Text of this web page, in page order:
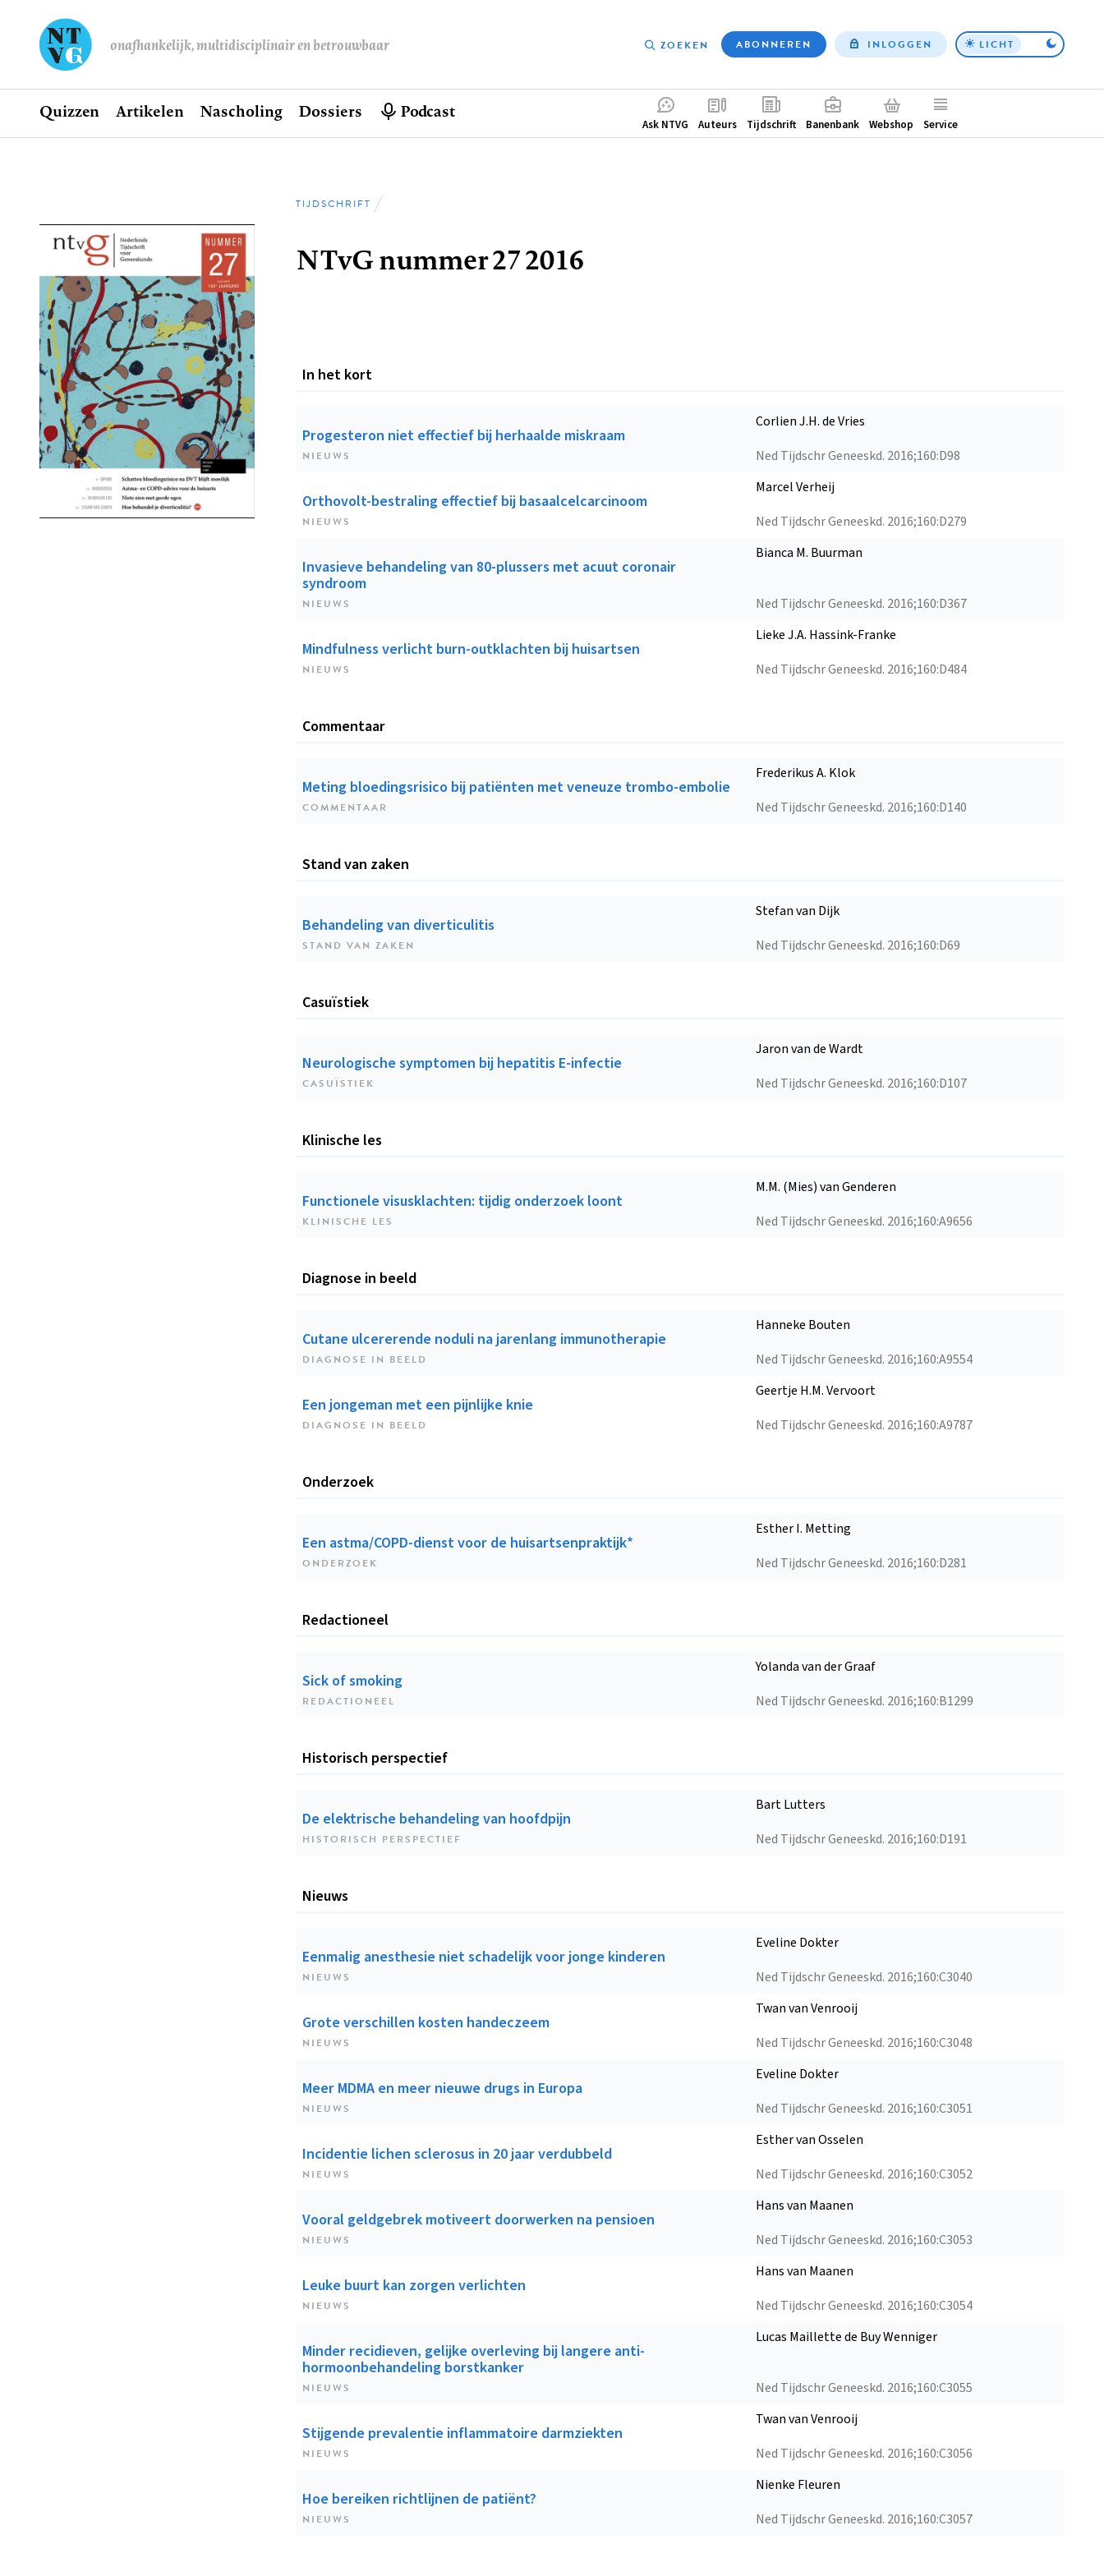
onafhankelijk, multidisciplinair en betrouwbaar
Top
ZOEKEN ABONNEREN INLOGGEN LICHT
Hoofdnavigatie
Home
Quizzen Artikelen Nascholing Dossiers Podcast
Complementair
Ask NTVG Auteurs Tijdschrift Banenbank Webshop Service
Kruimelpad
TIJDSCHRIFT
NTvG nummer 27 2016
In het kort
Progesteron niet effectief bij herhaalde miskraam
NIEUWS Ned Tijdschr Geneeskd. 2016;160:D98
Corlien J.H. de Vries
Orthovolt-bestraling effectief bij basaalcelcarcinoom
NIEUWS Ned Tijdschr Geneeskd. 2016;160:D279
Marcel Verheij
Invasieve behandeling van 80-plussers met acuut coronair
syndroom
NIEUWS Ned Tijdschr Geneeskd. 2016;160:D367
Bianca M. Buurman
Mindfulness verlicht burn-outklachten bij huisartsen
NIEUWS Ned Tijdschr Geneeskd. 2016;160:D484
Lieke J.A. Hassink-Franke
Commentaar
Meting bloedingsrisico bij patiënten met veneuze trombo-embolie
COMMENTAAR Ned Tijdschr Geneeskd. 2016;160:D140
Frederikus A. Klok
Stand van zaken
Behandeling van diverticulitis
STAND VAN ZAKEN Ned Tijdschr Geneeskd. 2016;160:D69
Stefan van Dijk
Casuïstiek
Neurologische symptomen bij hepatitis E-infectie
CASUÏSTIEK Ned Tijdschr Geneeskd. 2016;160:D107
Jaron van de Wardt
Klinische les
Functionele visusklachten: tijdig onderzoek loont
KLINISCHE LES Ned Tijdschr Geneeskd. 2016;160:A9656
M.M. (Mies) van Genderen
Diagnose in beeld
Cutane ulcererende noduli na jarenlang immunotherapie
DIAGNOSE IN BEELD Ned Tijdschr Geneeskd. 2016;160:A9554
Hanneke Bouten
Een jongeman met een pijnlijke knie
DIAGNOSE IN BEELD Ned Tijdschr Geneeskd. 2016;160:A9787
Geertje H.M. Vervoort
Onderzoek
Een astma/COPD-dienst voor de huisartsenpraktijk*
ONDERZOEK Ned Tijdschr Geneeskd. 2016;160:D281
Esther I. Metting
Redactioneel
Sick of smoking
REDACTIONEEL Ned Tijdschr Geneeskd. 2016;160:B1299
Yolanda van der Graaf
Historisch perspectief
De elektrische behandeling van hoofdpijn
HISTORISCH PERSPECTIEF Ned Tijdschr Geneeskd. 2016;160:D191
Bart Lutters
Nieuws
Eenmalig anesthesie niet schadelijk voor jonge kinderen
NIEUWS Ned Tijdschr Geneeskd. 2016;160:C3040
Eveline Dokter
Grote verschillen kosten handeczeem
NIEUWS Ned Tijdschr Geneeskd. 2016;160:C3048
Twan van Venrooij
Meer MDMA en meer nieuwe drugs in Europa
NIEUWS Ned Tijdschr Geneeskd. 2016;160:C3051
Eveline Dokter
Incidentie lichen sclerosus in 20 jaar verdubbeld
NIEUWS Ned Tijdschr Geneeskd. 2016;160:C3052
Esther van Osselen
Vooral geldgebrek motiveert doorwerken na pensioen
NIEUWS Ned Tijdschr Geneeskd. 2016;160:C3053
Hans van Maanen
Leuke buurt kan zorgen verlichten
NIEUWS Ned Tijdschr Geneeskd. 2016;160:C3054
Hans van Maanen
Minder recidieven, gelijke overleving bij langere anti-
hormoonbehandeling borstkanker
NIEUWS Ned Tijdschr Geneeskd. 2016;160:C3055
Lucas Maillette de Buy Wenniger
Stijgende prevalentie inflammatoire darmziekten
NIEUWS Ned Tijdschr Geneeskd. 2016;160:C3056
Twan van Venrooij
Hoe bereiken richtlijnen de patiënt?
NIEUWS Ned Tijdschr Geneeskd. 2016;160:C3057
Nienke Fleuren